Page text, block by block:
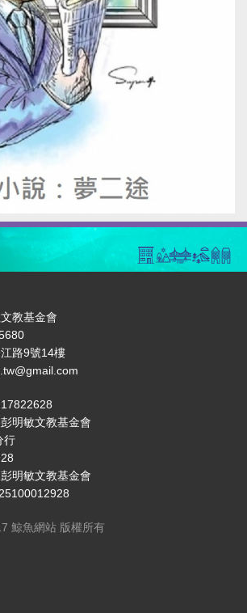
教基金會
路9號14樓
明敏文教基金會
行
明敏文教基金會
鯨魚網站 版權所有